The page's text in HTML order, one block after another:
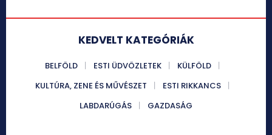
KEDVELT KATEGÓRIÁK
BELFÖLD ESTI ÜDVÖZLETEK
KÜLFÖLD
KULTÚRA, ZENE ÉS MŰVÉSZET
ESTI RIKKANCS
LABDARÚGÁS
GAZDASÁG